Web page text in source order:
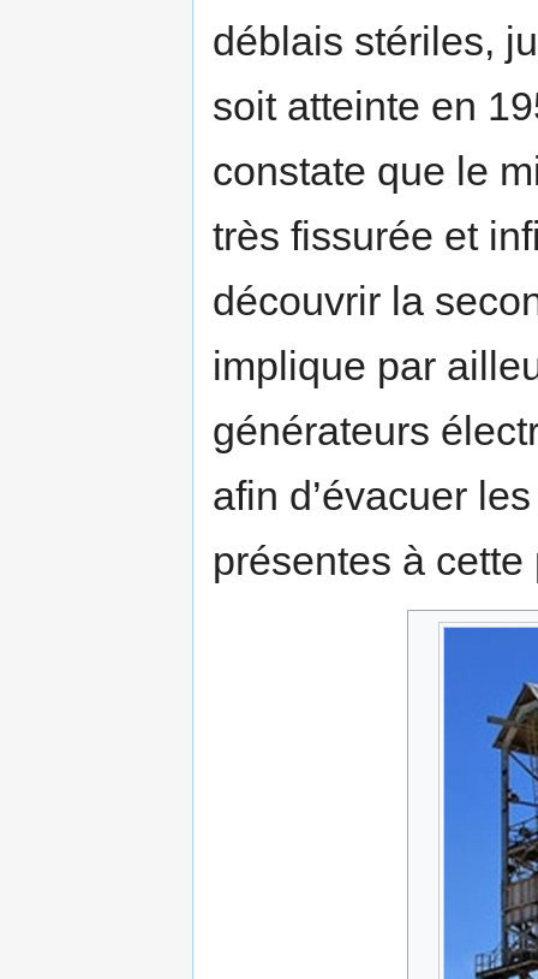
déblais stériles,
soit atteinte en
constate que le
très fissurée et
découvrir la
implique par
générateurs
afin d’évacuer
présentes à cette